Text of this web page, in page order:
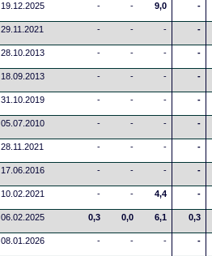
19.12.2025 - - 9,0 -
29.11.2021 - - - -
28.10.2013 - - - -
18.09.2013 - - - -
31.10.2019 - - - -
05.07.2010 - - - -
28.11.2021 - - - -
17.06.2016 - - - -
10.02.2021 - - 4,4 -
06.02.2025 0,3 0,0 6,1 0,3
08.01.2026 - - - -